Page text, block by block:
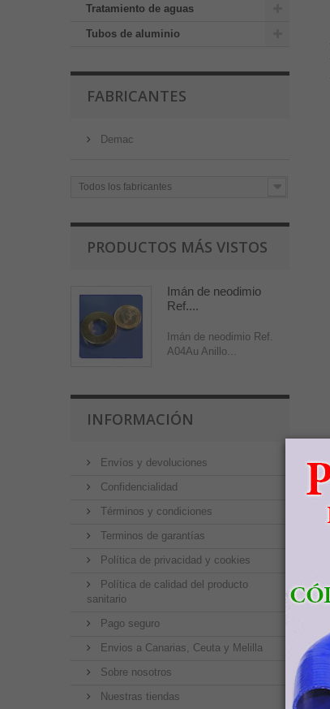
Tratamiento de aguas
Tubos de aluminio
FABRICANTES
Demac
Todos los fabricantes
PRODUCTOS MÁS VISTOS
Imán de neodimio
Ref....
Imán de neodimio Ref.
A04Au Anillo...
INFORMACIÓN
Envíos y devoluciones
Confidencialidad
Términos y condiciones
Terminos de garantías
Política de privacidad y cookies
Política de calidad del producto
sanitario
Pago seguro
Envios a Canarias, Ceuta y Melilla
Sobre nosotros
Nuestras tiendas